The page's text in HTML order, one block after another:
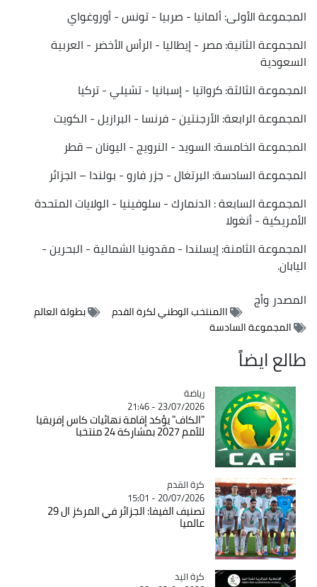
المجموعة الأولى: ألمانيا - صربيا - تونس - أوروغواي
المجموعة الثانية: مصر - إيطاليا - الرأس الأخضر - العربية
السعودية
المجموعة الثالثة: كرواتيا - إسبانيا - تشيلي - تركيا
المجموعة الرابعة: الأرجنتين - فرنسا - البرازيل - الكويت
المجموعة الخامسة: السويد - النرويج - اليونان – قطر
المجموعة السادسة: البرتغال - جزر فارو - بولندا – الجزائر
المجموعة السابعة : الدنمارك - سلوفينيا - الولايات المتحدة
الأمريكية - أنغولا
المجموعة الثامنة: إيسلندا - مقدونيا الشمالية - البحرين -
اليابان.
المصدروأج
االمنتخب الوطني لكرة القدم
بطولة العالم
المجموعة السادسة
طالع ايضاً
Catégorie
رياضة
23/07/2026 - 21:46
"الكاف" يؤكد إقامة نهائيات كاس إفريقيا
للأمم 2027 بمشاركة 24 منتخبا
Catégorie
كرة القدم
20/07/2026 - 15:01
تصنيف الفيفا: الجزائر في المركز ال 29
عالميا
Catégorie
كرة اليد